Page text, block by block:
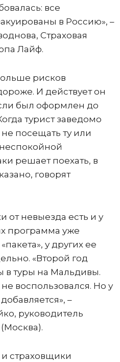
все
в Россию», –
Страховая
Лайф.
рисков
И действует он
был оформлен до
турист заведомо
посещать ту или
решает поехать, в
говорят
от невыезда есть и у
программа уже
у других ее
«Второй год
в туры на Мальдивы.
воспользовался. Но у
–
руководитель
страховщики